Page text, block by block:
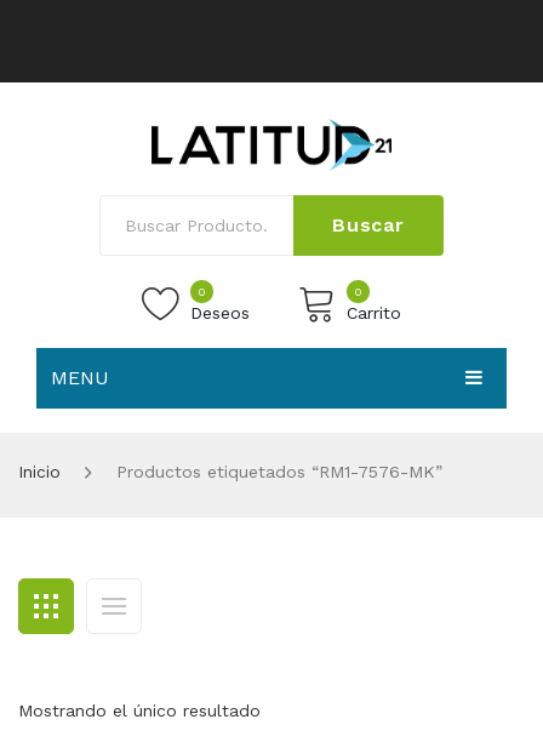
Buscar
0
Deseos
0
Carrito
MENU
BLOG
CONTACTO
Inicio Productos etiquetados “RM1-7576-MK”
Mostrando el único resultado